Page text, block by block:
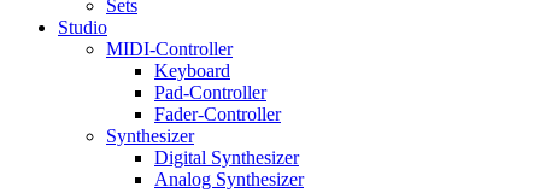
Sets
Studio
MIDI-Controller
Keyboard
Pad-Controller
Fader-Controller
Synthesizer
Digital Synthesizer
Analog Synthesizer